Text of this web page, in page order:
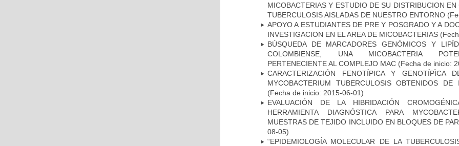
MICOBACTERIAS Y ESTUDIO DE SU DISTRIBUCION
TUBERCULOSIS AISLADAS DE NUESTRO ENTORNO
APOYO A ESTUDIANTES DE PRE Y POSGRADO Y A
INVESTIGACION EN EL AREA DE MICOBACTERIAS
BÚSQUEDA DE MARCADORES GENÓMICOS Y
COLOMBIENSE, UNA MICOBACTERIA
PERTENECIENTE AL COMPLEJO MAC (Fecha de inicio:
CARACTERIZACIÓN FENOTÍPICA Y GENOTÍPÌCA
MYCOBACTERIUM TUBERCULOSIS OBTENIDOS
(Fecha de inicio: 2015-06-01)
EVALUACIÓN DE LA HIBRIDACIÓN
HERRAMIENTA DIAGNÓSTICA PARA
MUESTRAS DE TEJIDO INCLUIDO EN BLOQUES DE
08-05)
“EPIDEMIOLOGÍA MOLECULAR DE LA